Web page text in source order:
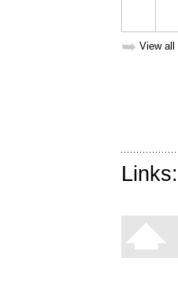
➥ View all
Links: